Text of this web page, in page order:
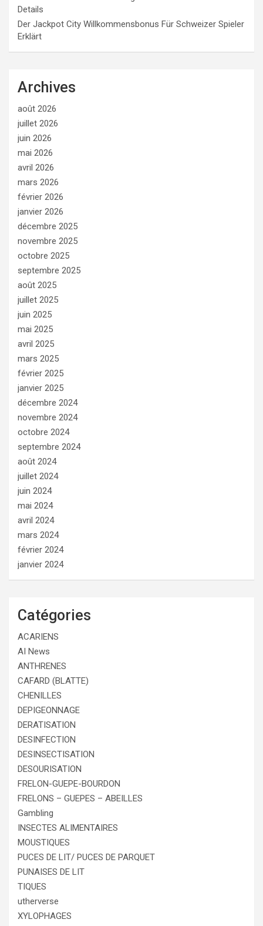
Details
Der Jackpot City Willkommensbonus Für Schweizer Spieler
Erklärt
Archives
août 2026
juillet 2026
juin 2026
mai 2026
avril 2026
mars 2026
février 2026
janvier 2026
décembre 2025
novembre 2025
octobre 2025
septembre 2025
août 2025
juillet 2025
juin 2025
mai 2025
avril 2025
mars 2025
février 2025
janvier 2025
décembre 2024
novembre 2024
octobre 2024
septembre 2024
août 2024
juillet 2024
juin 2024
mai 2024
avril 2024
mars 2024
février 2024
janvier 2024
Catégories
ACARIENS
AI News
ANTHRENES
CAFARD (BLATTE)
CHENILLES
DEPIGEONNAGE
DERATISATION
DESINFECTION
DESINSECTISATION
DESOURISATION
FRELON-GUEPE-BOURDON
FRELONS – GUEPES – ABEILLES
Gambling
INSECTES ALIMENTAIRES
MOUSTIQUES
PUCES DE LIT/ PUCES DE PARQUET
PUNAISES DE LIT
TIQUES
utherverse
XYLOPHAGES